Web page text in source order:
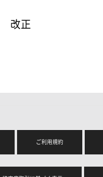
改正
ご利用規約